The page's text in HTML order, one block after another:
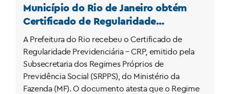
Município do Rio de Janeiro obtém
Certificado de Regularidade
Previdenciária – CRP
A Prefeitura do Rio recebeu o Certificado de
Regularidade Previdenciária – CRP, emitido pela
Subsecretaria dos Regimes Próprios de
Previdência Social (SRPPS), do Ministério da
Fazenda (MF). O documento atesta que o Regime